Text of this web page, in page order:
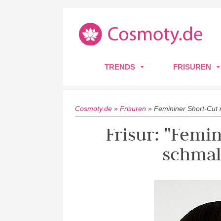
TRENDS FRISUREN
Cosmoty.de » Frisuren » Femininer Short-Cut
Frisur: